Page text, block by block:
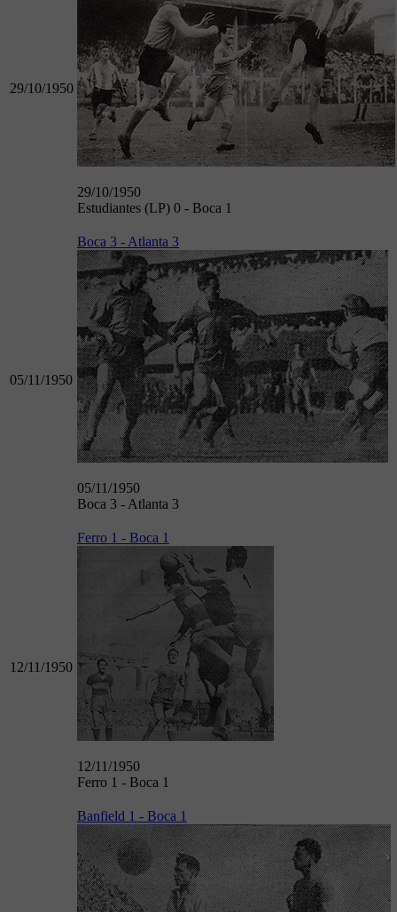
29/10/1950
29/10/1950
Estudiantes (LP) 0 - Boca 1
05/11/1950
Boca 3 - Atlanta 3
05/11/1950
Boca 3 - Atlanta 3
12/11/1950
Ferro 1 - Boca 1
12/11/1950
Ferro 1 - Boca 1
Banfield 1 - Boca 1